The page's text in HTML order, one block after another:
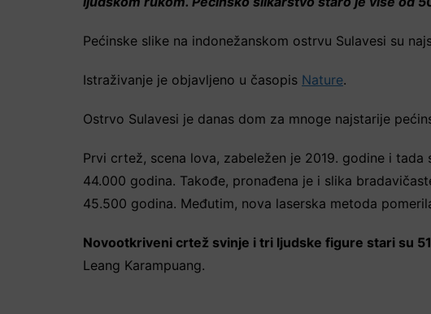
Pećinske slike na indonežanskom ostrvu Sulavesi su
Istraživanje je objavljeno u časopis Nature.
Ostrvo Sulavesi je danas dom za mnoge najstarije
Prvi crtež, scena lova, zabeležen je 2019. godine i
44.000 godina. Takođe, pronađena je i slika
45.500 godina. Međutim, nova laserska metoda
Novootkriveni crtež svinje i tri ljudske figure stari su
Leang Karampuang.